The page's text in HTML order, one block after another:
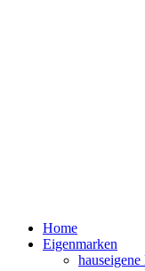
Home
Eigenmarken